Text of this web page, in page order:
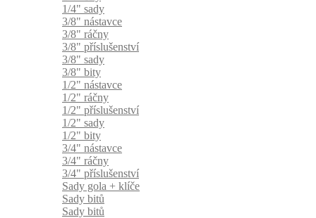
1/4" sady
3/8" nástavce
3/8" ráčny
3/8" příslušenství
3/8" sady
3/8" bity
1/2" nástavce
1/2" ráčny
1/2" příslušenství
1/2" sady
1/2" bity
3/4" nástavce
3/4" ráčny
3/4" příslušenství
Sady gola + klíče
Sady bitů
Sady bitů